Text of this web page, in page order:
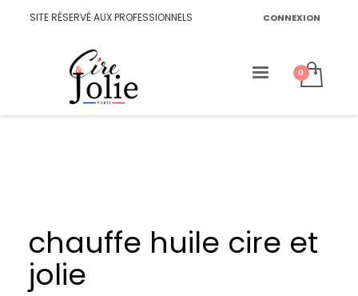
SITE RÉSERVÉ AUX PROFESSIONNELS CONNEXION
chauffe huile cire et
jolie